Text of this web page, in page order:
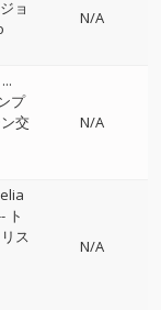
ジョ
N/A
プ
交
N/A
ト
ス
N/A